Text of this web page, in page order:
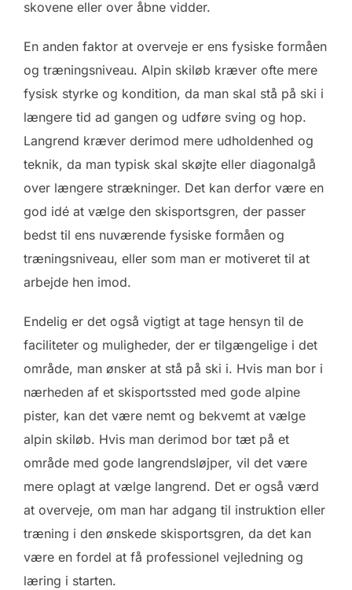
skovene eller over åbne vidder.
En anden faktor at overveje er ens fysiske formåen
og træningsniveau. Alpin skiløb kræver ofte mere
fysisk styrke og kondition, da man skal stå på ski i
længere tid ad gangen og udføre sving og hop.
Langrend kræver derimod mere udholdenhed og
teknik, da man typisk skal skøjte eller diagonalgå
over længere strækninger. Det kan derfor være en
god idé at vælge den skisportsgren, der passer
bedst til ens nuværende fysiske formåen og
træningsniveau, eller som man er motiveret til at
arbejde hen imod.
Endelig er det også vigtigt at tage hensyn til de
faciliteter og muligheder, der er tilgængelige i det
område, man ønsker at stå på ski i. Hvis man bor i
nærheden af et skisportssted med gode alpine
pister, kan det være nemt og bekvemt at vælge
alpin skiløb. Hvis man derimod bor tæt på et
område med gode langrendsløjper, vil det være
mere oplagt at vælge langrend. Det er også værd
at overveje, om man har adgang til instruktion eller
træning i den ønskede skisportsgren, da det kan
være en fordel at få professionel vejledning og
læring i starten.